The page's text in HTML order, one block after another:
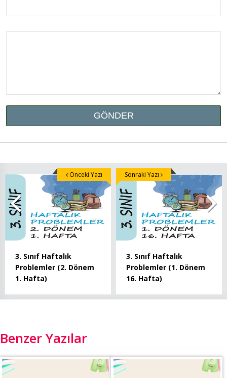
3. Sınıf Haftalık
Problemler (2. Dönem
1. Hafta)
Önceki Yazı
3. Sınıf Haftalık
Problemler (1. Dönem
16. Hafta)
Sonraki Yazı
Benzer Yazılar